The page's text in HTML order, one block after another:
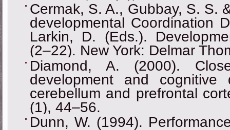
Cermak, S. A., Gubbay, S. S.
developmental Coordination
Larkin, D. (Eds.).
(2–22). New York: Delmar
Diamond, A. (2000).
development and
cerebellum and prefrontal
(1), 44–56.
Dunn, W. (1994).